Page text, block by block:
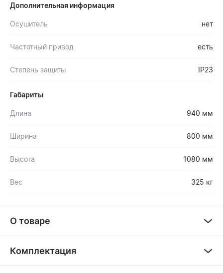
Дополнительная информация
Осушитель нет
Частотный привод есть
Степень защиты IP23
Габариты
Длина 940 мм
Ширина 800 мм
Высота 1080 мм
Вес 325 кг
О товаре
Комплектация